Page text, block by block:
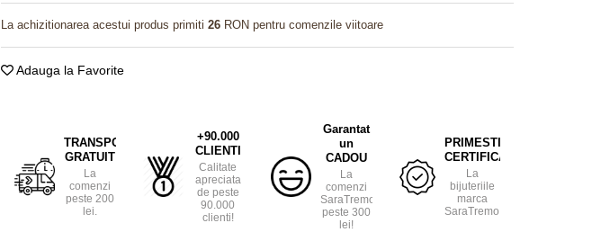
La achizitionarea acestui produs primiti 26 RON pentru comenzile viitoare
Adauga la Favorite
TRANSPORT
GRATUIT
La
comenzi
peste 200
lei.
+90.000
CLIENTI
Calitate
apreciata
de peste
90.000
clienti!
Garantat
un
CADOU
La
comenzi
SaraTremo
peste 300
lei!
PRIMESTI
CERTIFICAT
La
bijuteriile
marca
SaraTremo.